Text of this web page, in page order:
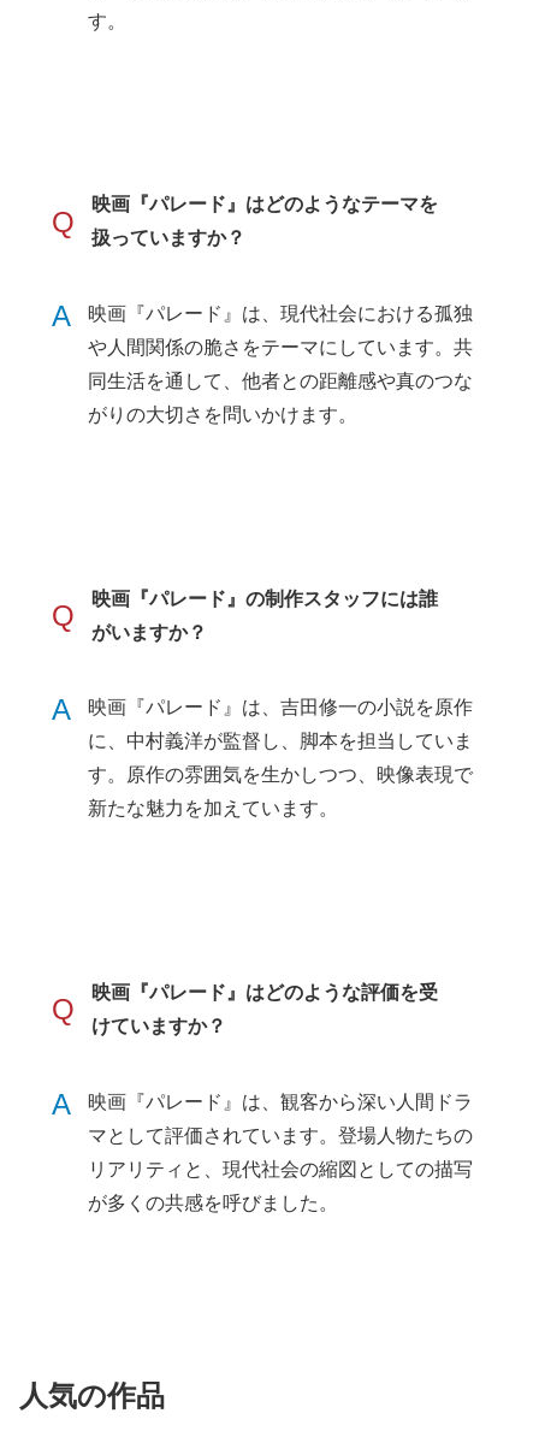
す。
Q
映画『パレード』はどのようなテーマを
扱っていますか？
A
映画『パレード』は、現代社会における孤独
や人間関係の脆さをテーマにしています。共
同生活を通して、他者との距離感や真のつな
がりの大切さを問いかけます。
Q
映画『パレード』の制作スタッフには誰
がいますか？
A
映画『パレード』は、吉田修一の小説を原作
に、中村義洋が監督し、脚本を担当していま
す。原作の雰囲気を生かしつつ、映像表現で
新たな魅力を加えています。
Q
映画『パレード』はどのような評価を受
けていますか？
A
映画『パレード』は、観客から深い人間ドラ
マとして評価されています。登場人物たちの
リアリティと、現代社会の縮図としての描写
が多くの共感を呼びました。
人気の作品